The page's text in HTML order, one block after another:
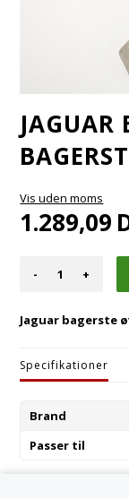
Vis uden moms
1.289,09
- +
Jaguar bagerste
Specifikationer
Brand
Passer til